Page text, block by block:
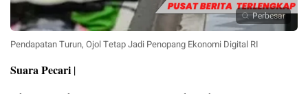
Perbesar
Pendapatan Turun, Ojol Tetap Jadi Penopang Ekonomi Digital RI
Suara Pecari |